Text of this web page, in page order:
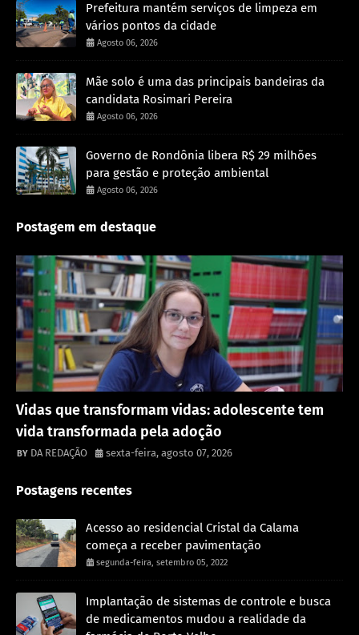
Prefeitura mantém serviços de limpeza em
vários pontos da cidade
Agosto 06, 2026
Mãe solo é uma das principais bandeiras da
candidata Rosimari Pereira
Agosto 06, 2026
Governo de Rondônia libera R$ 29 milhões
para gestão e proteção ambiental
Agosto 06, 2026
Postagem em destaque
Vidas que transformam vidas: adolescente tem
vida transformada pela adoção
DA REDAÇÃO sexta-feira, agosto 07, 2026
Postagens recentes
Acesso ao residencial Cristal da Calama
começa a receber pavimentação
segunda-feira, setembro 05, 2022
Implantação de sistemas de controle e busca
de medicamentos mudou a realidade da